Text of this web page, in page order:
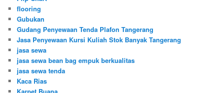
flooring
Gubukan
Gudang Penyewaan Tenda Plafon Tangerang
Jasa Penyewaan Kursi Kuliah Stok Banyak Tangerang
jasa sewa
jasa sewa bean bag empuk berkualitas
jasa sewa tenda
Kaca Rias